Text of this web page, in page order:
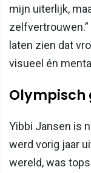
mijn uiterlijk,
laten zien dat
visueel én
Olympisch
Yibbi Jansen is
werd vorig jaar
wereld, was